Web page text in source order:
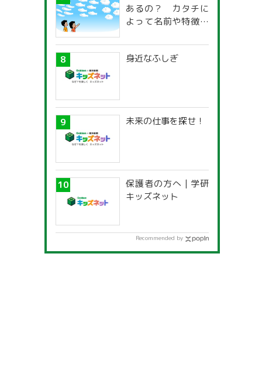
あるの？ カタチに
よって名前や特徴が
身近なふしぎ
未来の仕事を探せ！
保護者の方へ | 学研
キッズネット
Recommended by